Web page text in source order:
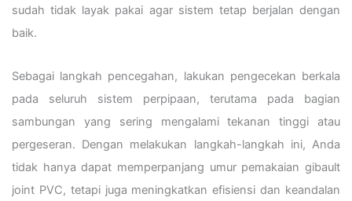
sudah tidak layak pakai agar sistem tetap berjalan dengan
baik.
Sebagai langkah pencegahan, lakukan pengecekan berkala
pada seluruh sistem perpipaan, terutama pada bagian
sambungan yang sering mengalami tekanan tinggi atau
pergeseran. Dengan melakukan langkah-langkah ini, Anda
tidak hanya dapat memperpanjang umur pemakaian gibault
joint PVC, tetapi juga meningkatkan efisiensi dan keandalan